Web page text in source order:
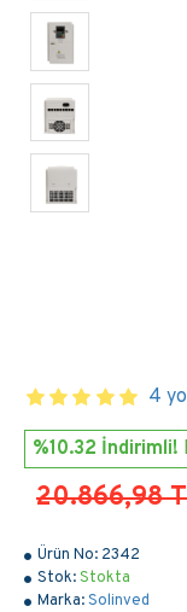
Ürün No: 2342
Stok:Stokta
Marka:Solinved
4
%10.32 İndirimli!
20.866,98